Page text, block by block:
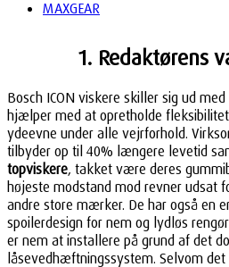
MAXGEAR
1. Redaktørens
Bosch ICON viskere skiller sig ud
hjælper med at opretholde
ydeevne under alle vejrforhold.
tilbyder op til 40% længere levetid
topviskere, takket være deres
højeste modstand mod revner udsat
andre store mærker. De har også en
spoilerdesign for nem og lydløs
er nem at installere på grund af det
låsevedhæftningssystem. Selvom